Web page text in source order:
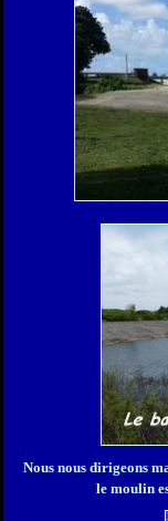
Nous nous dirigeons
le moulin